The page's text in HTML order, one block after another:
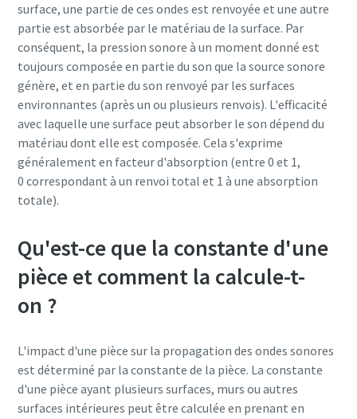
surface, une partie de ces ondes est renvoyée et une autre
partie est absorbée par le matériau de la surface. Par
conséquent, la pression sonore à un moment donné est
toujours composée en partie du son que la source sonore
génère, et en partie du son renvoyé par les surfaces
environnantes (après un ou plusieurs renvois). L'efficacité
avec laquelle une surface peut absorber le son dépend du
matériau dont elle est composée. Cela s'exprime
généralement en facteur d'absorption (entre 0 et 1,
0 correspondant à un renvoi total et 1 à une absorption
totale).
Qu'est-ce que la constante d'une
pièce et comment la calcule-t-
on ?
L'impact d'une pièce sur la propagation des ondes sonores
est déterminé par la constante de la pièce. La constante
d'une pièce ayant plusieurs surfaces, murs ou autres
surfaces intérieures peut être calculée en prenant en